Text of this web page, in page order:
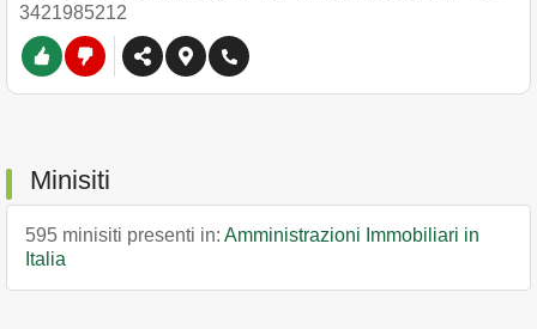
3421985212
Minisiti
595 minisiti presenti in: Amministrazioni Immobiliari in
Italia